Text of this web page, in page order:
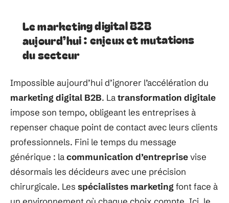
Le marketing digital B2B
aujourd’hui : enjeux et mutations
du secteur
Impossible aujourd’hui d’ignorer l’accélération du
marketing digital B2B. Latransformation digitale
impose son tempo, obligeant les entreprises à
repenser chaque point de contact avec leurs clients
professionnels. Fini le temps du message
générique : lacommunication d’entreprisevise
désormais les décideurs avec une précision
chirurgicale. Les spécialistes marketing font face à